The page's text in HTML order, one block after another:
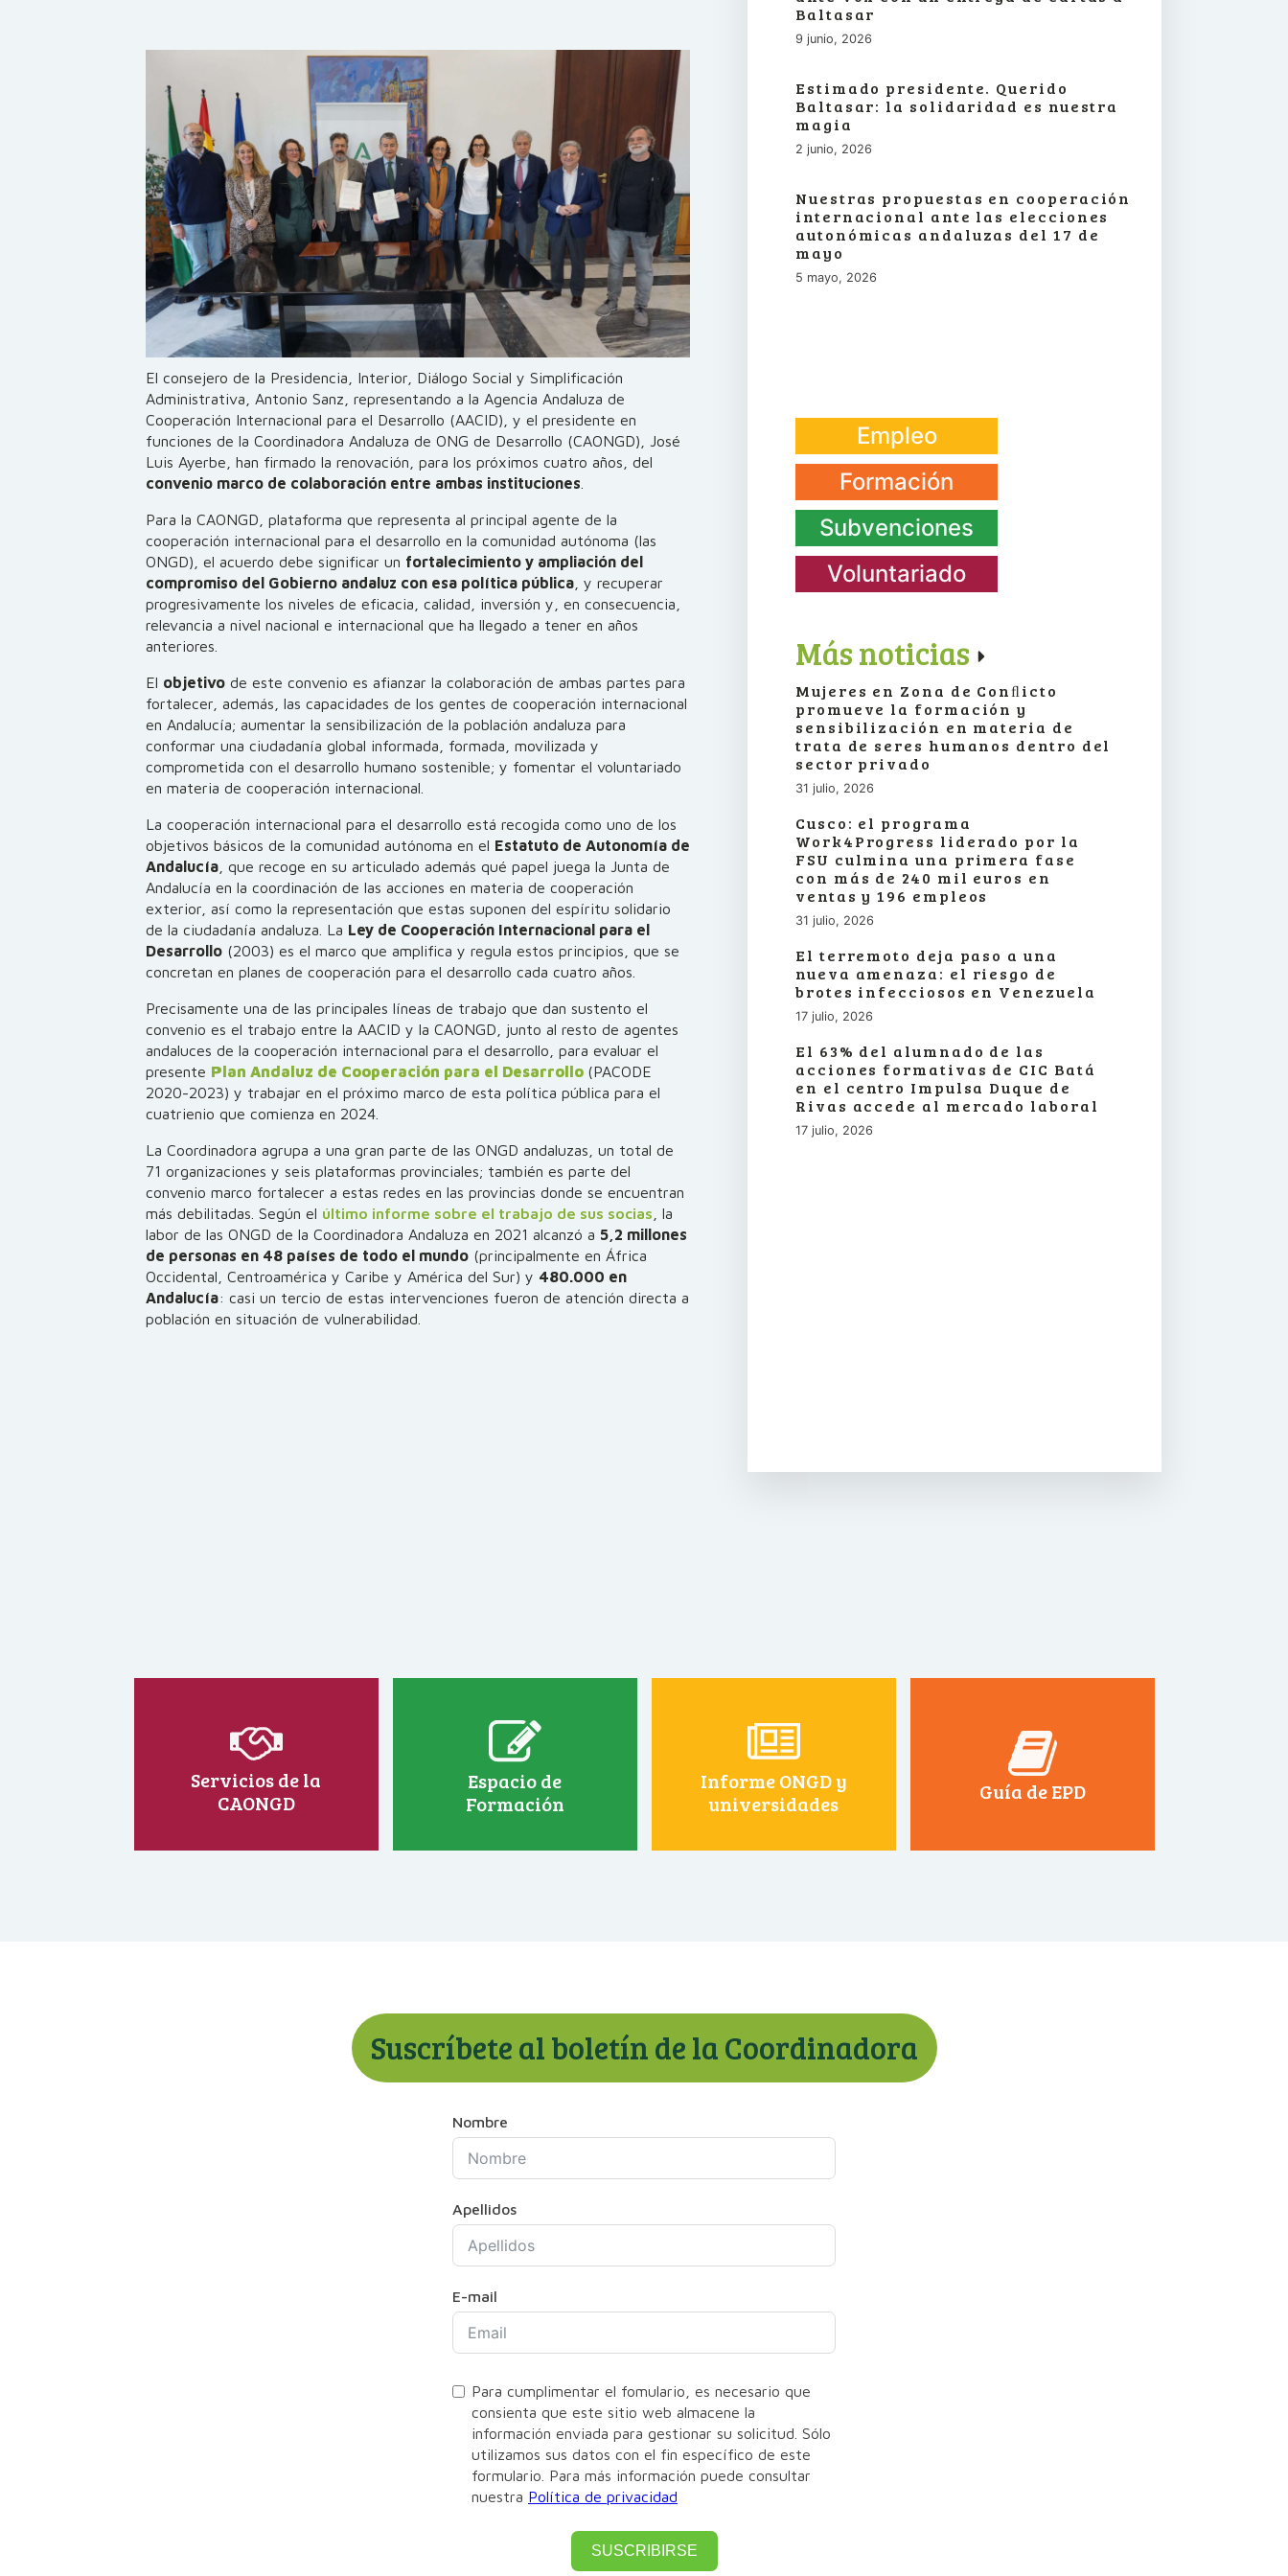
El consejero de la Presidencia, Interior, Diálogo Social y Simplificación
Administrativa, Antonio Sanz, representando a la Agencia Andaluza de
Cooperación Internacional para el Desarrollo (AACID), y el presidente en
funciones de la Coordinadora Andaluza de ONG de Desarrollo (CAONGD), José
Luis Ayerbe, han firmado la renovación, para los próximos cuatro años, del
convenio marco de colaboración entre ambas instituciones
Para la CAONGD, plataforma que representa al principal agente de la
cooperación internacional para el desarrollo en la comunidad autónoma (las
ONGD), el acuerdo debe significar un fortalecimiento y ampliación del
compromiso del Gobierno andaluz con esa política pública , y recuperar
progresivamente los niveles de eficacia, calidad, inversión y, en consecuencia,
relevancia a nivel nacional e internacional que ha llegado a tener en años
anteriores.
El objetivo de este convenio es afianzar la colaboración de ambas partes para
fortalecer, además, las capacidades de los gentes de cooperación internacional
en Andalucía; aumentar la sensibilización de la población andaluza para
conformar una ciudadanía global informada, formada, movilizada y
comprometida con el desarrollo humano sostenible; y fomentar el voluntariado
en materia de cooperación internacional.
La cooperación internacional para el desarrollo está recogida como uno de los
objetivos básicos de la comunidad autónoma en el Estatuto de Autonomía de
Andalucía , que recoge en su articulado además qué papel juega la Junta de
Andalucía en la coordinación de las acciones en materia de cooperación
exterior, así como la representación que estas suponen del espíritu solidario
de la ciudadanía andaluza. La Ley de Cooperación Internacional para el
Desarrollo (2003) es el marco que amplifica y regula estos principios, que se
concretan en planes de cooperación para el desarrollo cada cuatro años.
Precisamente una de las principales líneas de trabajo que dan sustento el
convenio es el trabajo entre la AACID y la CAONGD, junto al resto de agentes
andaluces de la cooperación internacional para el desarrollo, para evaluar el
presente Plan Andaluz de Cooperación para el Desarrollo (PACODE
2020-2023) y trabajar en el próximo marco de esta política pública para el
cuatrienio que comienza en 2024.
La Coordinadora agrupa a una gran parte de las ONGD andaluzas, un total de
71 organizaciones y seis plataformas provinciales; también es parte del
convenio marco fortalecer a estas redes en las provincias donde se encuentran
más debilitadas. Según el último informe sobre el trabajo de sus socias , la
labor de las ONGD de la Coordinadora Andaluza en 2021 alcanzó a 5,2 millones
de personas en 48 países de todo el mundo (principalmente en África
Occidental, Centroamérica y Caribe y América del Sur) y 480.000 en
Andalucía: casi un tercio de estas intervenciones fueron de atención directa a
población en situación de vulnerabilidad.
Baltasar
9 junio, 2026
Estimado presidente. Querido
Baltasar: la solidaridad es nuestra
magia
2 junio, 2026
Nuestras propuestas en cooperación
internacional ante las elecciones
autonómicas andaluzas del 17 de
mayo
5 mayo, 2026
Empleo
Formación
Subvenciones
Voluntariado
Más noticias
Mujeres en Zona de Conﬂicto
promueve la formación y
sensibilización en materia de
trata de seres humanos dentro del
sector privado
31 julio, 2026
Cusco: el programa
Work4Progress liderado por la
FSU culmina una primera fase
con más de 240 mil euros en
ventas y 196 empleos
31 julio, 2026
El terremoto deja paso a una
nueva amenaza: el riesgo de
brotes infecciosos en Venezuela
17 julio, 2026
El 63% del alumnado de las
acciones formativas de CIC Batá
en el centro Impulsa Duque de
Rivas accede al mercado laboral
17 julio, 2026
Servicios de la
CAONGD
Espacio de
Formación
Informe ONGD y
universidades
Guía de EPD
Suscríbete al boletín de la Coordinadora
Nombre
Apellidos
E-mail
Para cumplimentar el fomulario, es necesario que
consienta que este sitio web almacene la
información enviada para gestionar su solicitud. Sólo
utilizamos sus datos con el fin específico de este
formulario. Para más información puede consultar
nuestra Política de privacidad
SUSCRIBIRSE